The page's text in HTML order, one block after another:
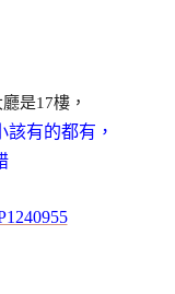
是17樓，
有的都有，